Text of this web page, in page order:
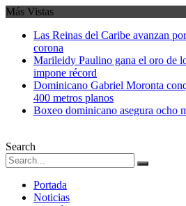
Más Vistas
Las Reinas del Caribe avanzan
corona
Marileidy Paulino gana el oro de
impone récord
Dominicano Gabriel Moronta
400 metros planos
Boxeo dominicano asegura ocho
Search
Portada
Noticias